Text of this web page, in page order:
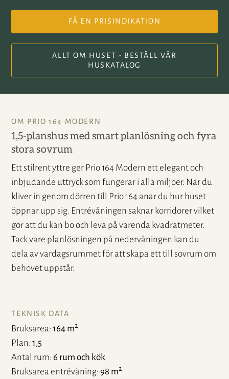
OM PRIO 164 MODERN
1,5-planshus med smart planlösning och fyra
stora sovrum
Ett stilrent yttre ger Prio 164 Modern ett elegant och
inbjudande uttryck som fungerar i alla miljöer. När du
kliver in genom dörren till Prio 164 anar du hur huset
öppnar upp sig. Entrévåningen saknar korridorer vilket
gör att du kan bo och leva på varenda kvadratmeter.
Tack vare planlösningen på nedervåningen kan du
dela av vardagsrummet för att skapa ett till sovrum om
behovet uppstår.
TEKNISK DATA
Bruksarea 164 m2
Plan 1,5
Antal rum 6 rum och kök
Bruksarea entrévåning 98 m2
FÅ EN PRISINDIKATION
ALLT OM HUSET - BESTÄLL VÅR
HUSKATALOG